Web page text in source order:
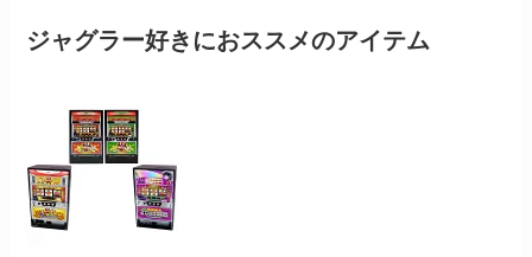
ジャグラー好きにおススメのアイテム